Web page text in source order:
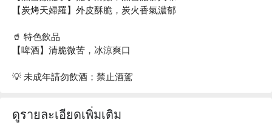
【炭烤天婦羅】外皮酥脆，炭火香氣濃郁
🥤 特色飲品
【啤酒】清脆微苦，冰涼爽口
💡 未成年請勿飲酒；禁止酒駕
ดูรายละเอียดเพิ่มเติม